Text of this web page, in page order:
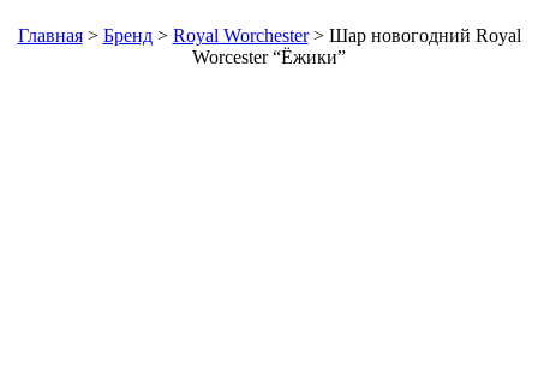
Главная> Бренд> Royal Worchester> Шар новогодний Royal
Worcester “Ёжики”